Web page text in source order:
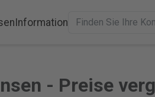
Information
- Preise